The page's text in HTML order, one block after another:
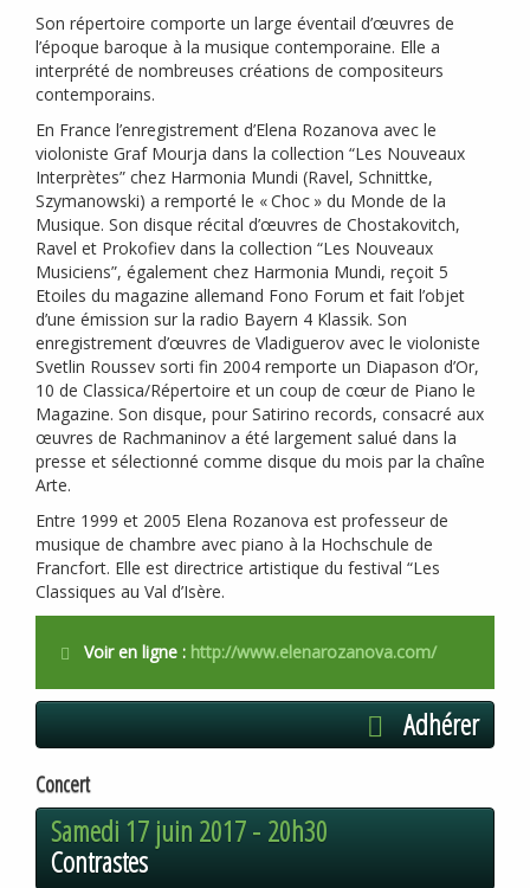
Son répertoire comporte un large éventail d’œuvres de
l’époque baroque à la musique contemporaine. Elle a
interprété de nombreuses créations de compositeurs
contemporains.
En France l’enregistrement d’Elena Rozanova avec le
violoniste Graf Mourja dans la collection “Les Nouveaux
Interprètes” chez Harmonia Mundi (Ravel, Schnittke,
Szymanowski) a remporté le «Choc » du Monde de la
Musique. Son disque récital d’œuvres de Chostakovitch,
Ravel et Prokofiev dans la collection “Les Nouveaux
Musiciens”, également chez Harmonia Mundi, reçoit 5
Etoiles du magazine allemand Fono Forum et fait l’objet
d’une émission sur la radio Bayern 4 Klassik. Son
enregistrement d’œuvres de Vladiguerov avec le violoniste
Svetlin Roussev sorti fin 2004 remporte un Diapason d’Or,
10 de Classica/Répertoire et un coup de cœur de Piano le
Magazine. Son disque, pour Satirino records, consacré aux
œuvres de Rachmaninov a été largement salué dans la
presse et sélectionné comme disque du mois par la chaîne
Arte.
Entre 1999 et 2005 Elena Rozanova est professeur de
musique de chambre avec piano à la Hochschule de
Francfort. Elle est directrice artistique du festival “Les
Classiques au Val d’Isère.
Voir en ligne : http://www.elenarozanova.com/
Adhérer
Concert
Samedi 17 juin 2017 - 20h30
Contrastes